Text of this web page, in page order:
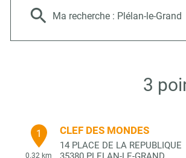
Ma recherche : Plélan-le-Grand
3
1
0.32 km
CLEF DES MONDES
14 PLACE DE LA REPUBLIQUE